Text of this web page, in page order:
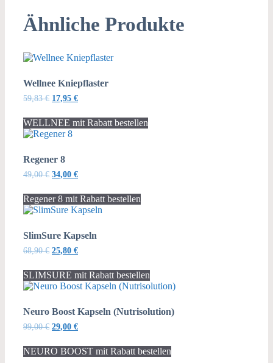
Ähnliche Produkte
Wellnee Kniepflaster
59,83€ Ursprünglicher
war:
59,83 €
17,95 €Aktueller
ist:
17,95 €.
WELLNEE mit Rabatt bestellen
Regener 8
49,00€ Ursprünglicher
war:
49,00 €
34,00 €Aktueller
ist:
34,00 €.
Regener 8 mit Rabatt bestellen
SlimSure Kapseln
68,90€ Ursprünglicher
war:
68,90 €
25,80 €Aktueller
ist:
25,80 €.
SLIMSURE mit Rabatt bestellen
Neuro Boost Kapseln (Nutrisolution)
99,00€ Ursprünglicher
war:
99,00 €
29,00 €Aktueller
ist:
29,00 €.
NEURO BOOST mit Rabatt bestellen